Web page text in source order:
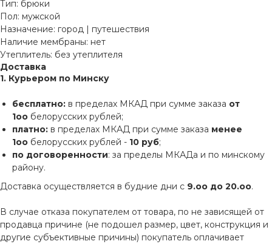
Тип: брюки
Пол: мужской
Назначение: город | путешествия
Наличие мембраны: нет
Утеплитель: без утеплителя
Доставка
1. Курьером по Минску
бесплатно: в пределах МКАД при сумме заказа от
1оо белорусских рублей;
платно: в пределах МКАД при сумме заказа менее
1оо белорусских рублей - 10 руб;
по договоренности: за пределы МКАДа и по минскому
району.
Доставка осуществляется в будние дни с 9.оо до 20.оо.
В случае отказа покупателем от товара, по не зависящей от
продавца причине (не подошел размер, цвет, конструкция и
другие субъективные причины) покупатель оплачивает